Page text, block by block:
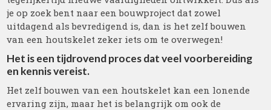
je op zoek bent naar een bouwproject dat zowel
uitdagend als bevredigend is, dan is het zelf bouwen
van een houtskelet zeker iets om te overwegen!
Het is een tijdrovend proces dat veel voorbereiding
en kennis vereist.
Het zelf bouwen van een houtskelet kan een lonende
ervaring zijn, maar het is belangrijk om ook de